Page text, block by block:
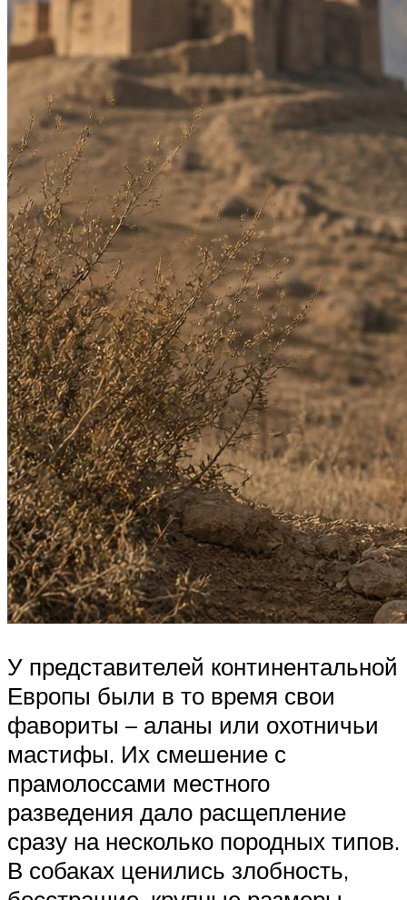
У представителей континентальной
Европы были в то время свои
фавориты – аланы или охотничьи
мастифы. Их смешение с
прамолоссами местного
разведения дало расщепление
сразу на несколько породных типов.
В собаках ценились злобность,